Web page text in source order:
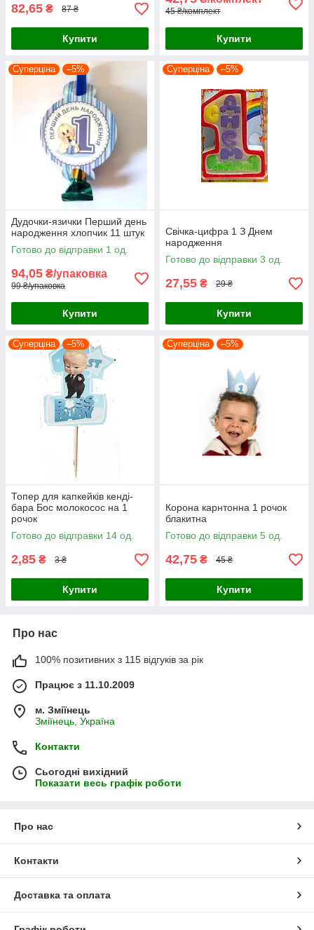
82,65 ₴ 87 ₴
Купити
45 ₴/комплект
Купити
Суперціна –5%
Дудочки-язички Перший день
народження хлопчик 11 штук
Готово до відправки 1 од.
94,05 ₴/упаковка
99 ₴/упаковка
Купити
Суперціна –5%
Свічка-цифра 1 З Днем
народження
Готово до відправки 3 од.
27,55 ₴ 29 ₴
Купити
Суперціна –5%
Топер для капкейків кенді-
бара Бос молокосос на 1
рочок
Готово до відправки 14 од.
2,85 ₴ 3 ₴
Купити
Суперціна –5%
Корона карнтонна 1 рочок
блакитна
Готово до відправки 5 од.
42,75 ₴ 45 ₴
Купити
Про нас
100% позитивних з 115 відгуків за рік
Працює з 11.10.2009
м. Зміїнець
Зміїнець, Україна
Контакти
Сьогодні вихідний
Показати весь графік роботи
Про нас
Контакти
Доставка та оплата